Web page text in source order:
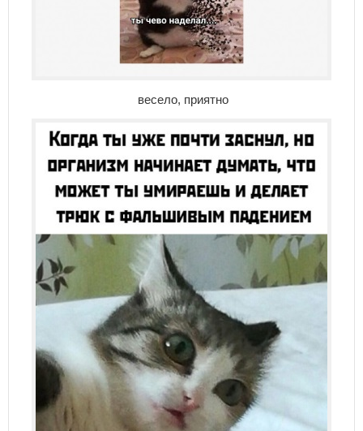
весело, приятно